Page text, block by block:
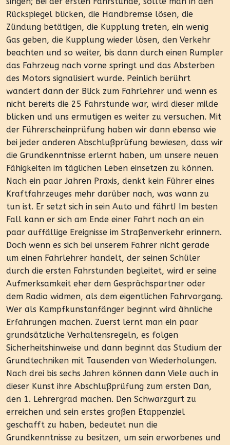
Rückspiegel blicken, die Handbremse lösen, die
Zündung betätigen, die Kupplung treten, ein wenig
Gas geben, die Kupplung wieder lösen, den Verkehr
beachten und so weiter, bis dann durch einen Rumpler
das Fahrzeug nach vorne springt und das Absterben
des Motors signalisiert wurde. Peinlich berührt
wandert dann der Blick zum Fahrlehrer und wenn es
nicht bereits die 25 Fahrstunde war, wird dieser milde
blicken und uns ermutigen es weiter zu versuchen. Mit
der Führerscheinprüfung haben wir dann ebenso wie
bei jeder anderen Abschlußprüfung bewiesen, dass wir
die Grundkenntnisse erlernt haben, um unsere neuen
Fähigkeiten im täglichen Leben einsetzen zu können.
Nach ein paar Jahren Praxis, denkt kein Führer eines
Kraftfahrzeuges mehr darüber nach, was wann zu
tun ist. Er setzt sich in sein Auto und fährt! Im besten
Fall kann er sich am Ende einer Fahrt noch an ein
paar auffällige Ereignisse im Straßenverkehr erinnern.
Doch wenn es sich bei unserem Fahrer nicht gerade
um einen Fahrlehrer handelt, der seinen Schüler
durch die ersten Fahrstunden begleitet, wird er seine
Aufmerksamkeit eher dem Gesprächspartner oder
dem Radio widmen, als dem eigentlichen Fahrvorgang.
Wer als Kampfkunstanfänger beginnt wird ähnliche
Erfahrungen machen. Zuerst lernt man ein paar
grundsätzliche Verhaltensregeln, es folgen
Sicherheitshinweise und dann beginnt das Studium der
Grundtechniken mit Tausenden von Wiederholungen.
Nach drei bis sechs Jahren können dann Viele auch in
dieser Kunst ihre Abschlußprüfung zum ersten Dan,
den 1. Lehrergrad machen. Den Schwarzgurt zu
erreichen und sein erstes großen Etappenziel
geschafft zu haben, bedeutet nun die
Grundkenntnisse zu besitzen, um sein erworbenes und